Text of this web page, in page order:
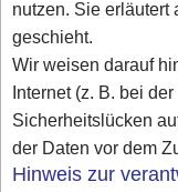
nutzen. Sie
geschieht.
Wir weisen darauf
Internet (z. B. bei
Sicherheitslücken
der Daten vor dem
Hinweis zur